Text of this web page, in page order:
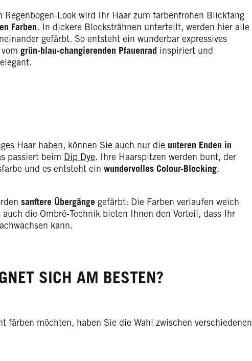
Look wird Ihr Haar zum farbenfrohen Blickfang
Farben. In dickere Blocksträhnen unterteilt, werden hier alle
gefärbt. So entsteht ein wunderbar expressives
grün-blau-changierenden Pfauenrad inspiriert und
Haar haben, können Sie auch nur die unteren Enden in
passiert beim Dip Dye. Ihre Haarspitzen werden bunt, der
und es entsteht ein wundervolles Colour-Blocking.
sanftere Übergänge gefärbt: Die Farben verlaufen weich
die Ombré-Technik bieten Ihnen den Vorteil, dass Ihr
kann.
SICH AM BESTEN?
färben möchten, haben Sie die Wahl zwischen verschiedenen